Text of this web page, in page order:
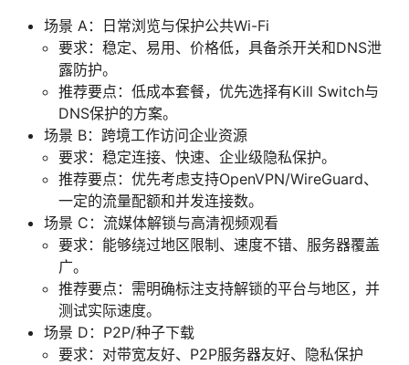
场景 A：日常浏览与保护公共Wi-Fi
要求：稳定、易用、价格低，具备杀开关和DNS泄
露防护。
推荐要点：低成本套餐，优先选择有Kill Switch与
DNS保护的方案。
场景 B：跨境工作访问企业资源
要求：稳定连接、快速、企业级隐私保护。
推荐要点：优先考虑支持OpenVPN/WireGuard、
一定的流量配额和并发连接数。
场景 C：流媒体解锁与高清视频观看
要求：能够绕过地区限制、速度不错、服务器覆盖
广。
推荐要点：需明确标注支持解锁的平台与地区，并
测试实际速度。
场景 D：P2P/种子下载
要求：对带宽友好、P2P服务器友好、隐私保护